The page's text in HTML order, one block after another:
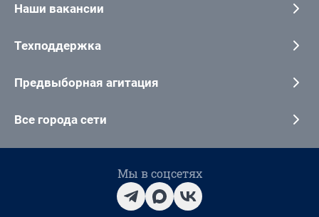
Наши вакансии
Техподдержка
Предвыборная агитация
Все города сети
Мы в соцсетях